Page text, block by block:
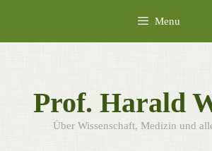
content
Menu
Prof. Harald
Über Wissenschaft, Medizin und